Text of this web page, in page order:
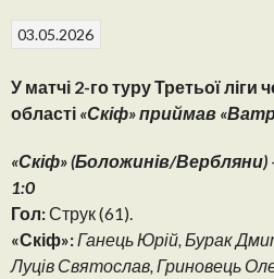
03.05.2026
У матчі 2-го туру Третьої ліги
області «Скіф» приймав
«Скіф» (Боложинів/Вербляни)
1:0
Гол:Струк (61).
«Скіф»: Ганець Юрій, Бурак
Луців Святослав, Гриновець